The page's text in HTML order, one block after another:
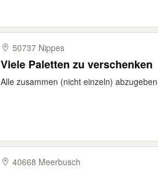
50737 Nippes
Viele Paletten zu verschenken
Alle zusammen (nicht einzeln)
40668 Meerbusch